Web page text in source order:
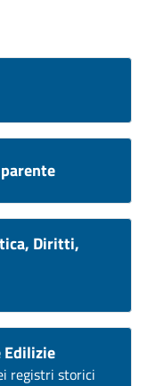
Diritti,
registri storici